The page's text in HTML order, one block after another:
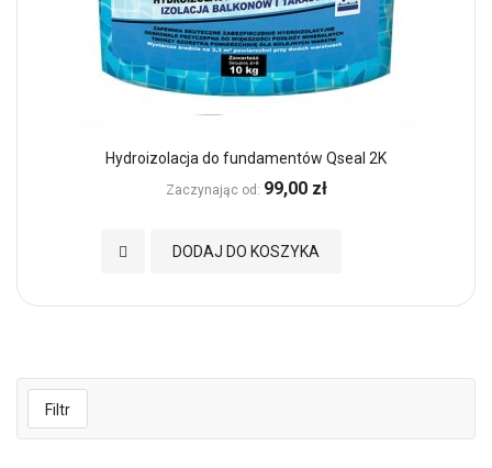
Hydroizolacja do fundamentów Qseal 2K
Zaczynając od 99,00 zł
DODAJ DO KOSZYKA
Dodaj do Ulubionych
Filtr